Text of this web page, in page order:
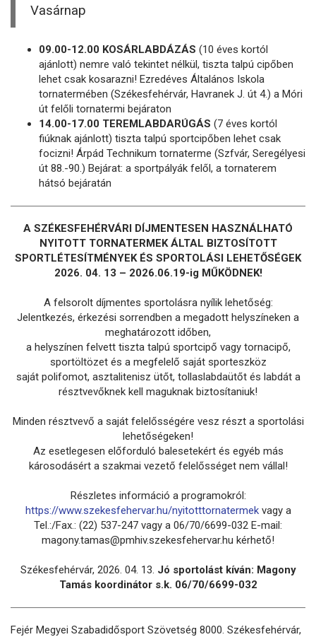
Vasárnap
09.00-12.00 KOSÁRLABDÁZÁS (10 éves kortól
ajánlott) nemre való tekintet nélkül, tiszta talpú cipőben
lehet csak kosarazni! Ezredéves Általános Iskola
tornatermében (Székesfehérvár, Havranek J. út 4.) a Móri
út felőli tornatermi bejáraton
14.00-17.00 TEREMLABDARÚGÁS (7 éves kortól
fiúknak ajánlott) tiszta talpú sportcipőben lehet csak
focizni! Árpád Technikum tornaterme (Szfvár, Seregélyesi
út 88.-90.) Bejárat: a sportpályák felől, a tornaterem
hátsó bejáratán
A SZÉKESFEHÉRVÁRI DÍJMENTESEN HASZNÁLHATÓ
NYITOTT TORNATERMEK ÁLTAL BIZTOSÍTOTT
SPORTLÉTESÍTMÉNYEK ÉS SPORTOLÁSI LEHETŐSÉGEK
2026. 04. 13 – 2026.06.19-ig MŰKÖDNEK!
A felsorolt díjmentes sportolásra nyílik lehetőség:
Jelentkezés, érkezési sorrendben a megadott helyszíneken a
meghatározott időben,
a helyszínen felvett tiszta talpú sportcipő vagy tornacipő,
sportöltözet és a megfelelő saját sporteszköz
saját polifomot, asztalitenisz ütőt, tollaslabdaütőt és labdát a
résztvevőknek kell maguknak biztosítaniuk!
Minden résztvevő a saját felelősségére vesz részt a sportolási
lehetőségeken!
Az esetlegesen előforduló balesetekért és egyéb más
károsodásért a szakmai vezető felelősséget nem vállal!
Részletes információ a programokról:
https://www.szekesfehervar.hu/nyitotttornatermekvagy a
Tel.:/Fax.: (22) 537-247 vagy a 06/70/6699-032 E-mail:
magony.tamas@pmhiv.szekesfehervar.hu kérhető!
Székesfehérvár, 2026. 04. 13. Jó sportolást kíván: Magony
Tamás koordinátor s.k. 06/70/6699-032
Fejér Megyei Szabadidősport Szövetség 8000. Székesfehérvár,